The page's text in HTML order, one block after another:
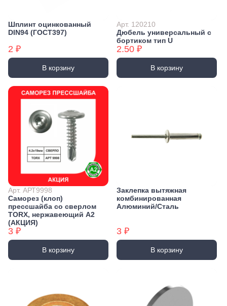
Шплинт оцинкованный
DIN94 (ГОСТ397)
2 ₽
В корзину
Арт. 120210
Дюбель универсальный с
бортиком тип U
2.50 ₽
В корзину
Арт. АРТ9998
Саморез (клоп)
прессшайба со сверлом
TORX, нержавеющий А2
(АКЦИЯ)
3 ₽
В корзину
Заклепка вытяжная
комбинированная
Алюминий/Сталь
3 ₽
В корзину